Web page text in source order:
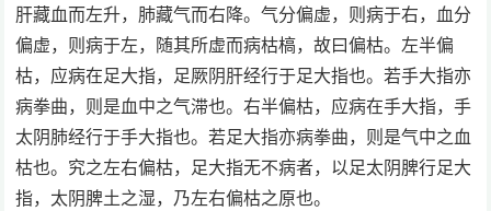
肝藏血而左升，肺藏气而右降。气分偏虚，则病于右，血分
偏虚，则病于左，随其所虚而病枯槁，故曰偏枯。左半偏
枯，应病在足大指，足厥阴肝经行于足大指也。若手大指亦
病拳曲，则是血中之气滞也。右半偏枯，应病在手大指，手
太阴肺经行于手大指也。若足大指亦病拳曲，则是气中之血
枯也。究之左右偏枯，足大指无不病者，以足太阴脾行足大
指，太阴脾土之湿，乃左右偏枯之原也。